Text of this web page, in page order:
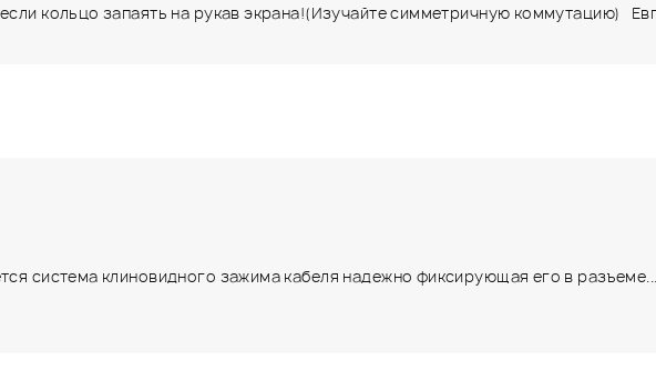
кольцо запаять на рукав экрана!(Изучайте симметричную коммутацию)
система клиновидного зажима кабеля надежно фиксирующая его в